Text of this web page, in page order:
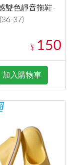
雙色靜音拖鞋-
37)
$ 150
加入購物車